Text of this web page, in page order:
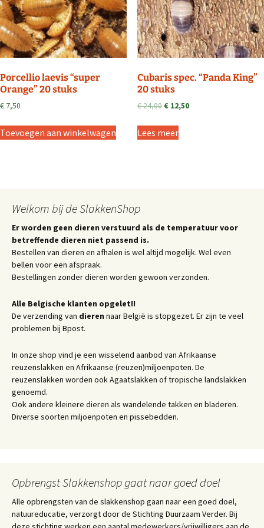
Porcellio laevis “super
Orange” 20 stuks
€ 7,50
Toevoegen aan winkelwagen
Cubaris spec. “Panda King”
20 stuks
€24,00Oorspronkelijke
was:
€ 24,00.
€12,50Huidige
Lees meer
Welkom bij de SlakkenShop
Er worden geen dieren verstuurd als de temperatuur voor
betreffende dieren niet passend is.
Bestellen van dieren en afhalen is wel altijd mogelijk. Wel even
bellen voor een afspraak.
Bestellingen zonder dieren worden gewoon verzonden.
Alle Belgische klanten opgelet!!
De verzending van dieren naar België is stopgezet. Er zijn te veel
problemen bij Bpost.
In onze shop vind je een wisselend aanbod van Afrikaanse
reuzenslakken en Afrikaanse (reuzen)miljoenpoten. De
reuzenslakken worden ook Agaatslakken of tropische landslakken
genoemd.
Ook andere kleinere dieren als wandelende takken en bladeren.
Diverse soorten miljoenpoten en pissebedden.
Opbrengst Slakkenshop gaat naar goed doel
Alle opbrengsten van de slakkenshop gaan naar een goed doel,
natuureducatie, verzorgt door de Stichting Duurzaam Verder. Bij